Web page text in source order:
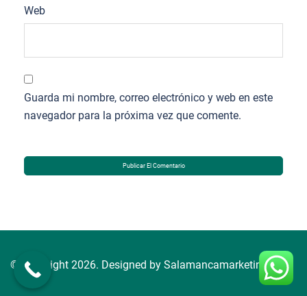
Web
Guarda mi nombre, correo electrónico y web en este
navegador para la próxima vez que comente.
© Copyright 2026. Designed by Salamancamarketing